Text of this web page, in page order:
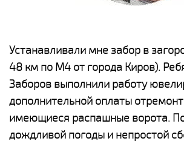
Устанавливали мне забор в
48 км по М4 от города Киров).
Заборов выполнили работу
дополнительной оплаты
имеющиеся распашные ворота.
дождливой погоды и непростой